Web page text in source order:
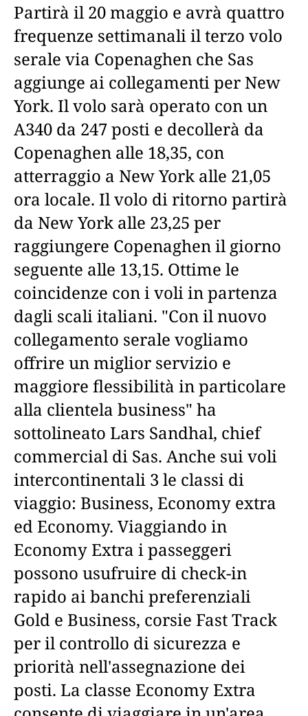
Partirà il 20 maggio e avrà quattro
frequenze settimanali il terzo volo
serale via Copenaghen che Sas
aggiunge ai collegamenti per New
York. Il volo sarà operato con un
A340 da 247 posti e decollerà da
Copenaghen alle 18,35, con
atterraggio a New York alle 21,05
ora locale. Il volo di ritorno partirà
da New York alle 23,25 per
raggiungere Copenaghen il giorno
seguente alle 13,15. Ottime le
coincidenze con i voli in partenza
dagli scali italiani. "Con il nuovo
collegamento serale vogliamo
offrire un miglior servizio e
maggiore flessibilità in particolare
alla clientela business" ha
sottolineato Lars Sandhal, chief
commercial di Sas. Anche sui voli
intercontinentali 3 le classi di
viaggio: Business, Economy extra
ed Economy. Viaggiando in
Economy Extra i passeggeri
possono usufruire di check-in
rapido ai banchi preferenziali
Gold e Business, corsie Fast Track
per il controllo di sicurezza e
priorità nell'assegnazione dei
posti. La classe Economy Extra